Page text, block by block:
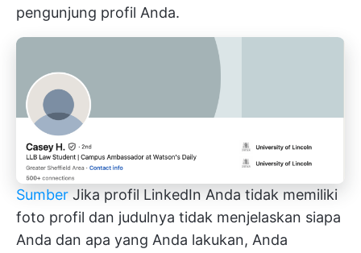
pengunjung profil Anda.
Sumber Jika profil LinkedIn Anda tidak memiliki
foto profil dan judulnya tidak menjelaskan siapa
Anda dan apa yang Anda lakukan, Anda